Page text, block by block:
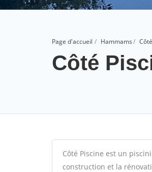
Page d'accueil Hammams
Côté
Côté Piscine est un
construction et la